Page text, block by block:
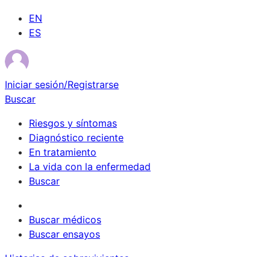
EN
ES
Iniciar sesión/Registrarse
Buscar
Riesgos y síntomas
Diagnóstico reciente
En tratamiento
La vida con la enfermedad
Buscar
Buscar médicos
Buscar ensayos